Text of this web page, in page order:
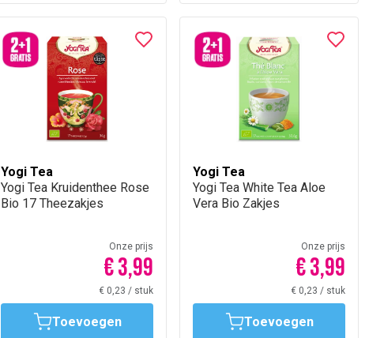
Yogi Tea
Yogi Tea Kruidenthee Rose
Bio 17 Theezakjes
Onze prijs
€ 3,99
€ 0,23 / stuk
Toevoegen
Yogi Tea
Yogi Tea White Tea Aloe
Vera Bio Zakjes
Onze prijs
€ 3,99
€ 0,23 / stuk
Toevoegen